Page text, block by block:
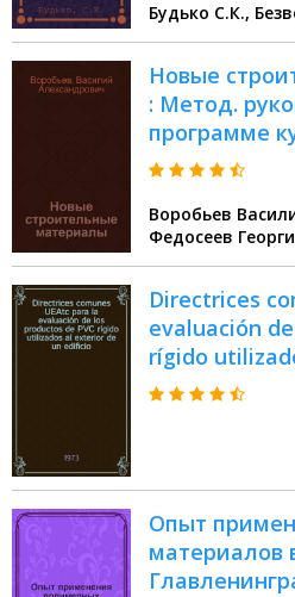
Новые
: Метод.
программе
материалы" :
Воробьев
Федосеев Георгий
Directrices
evaluación
rígido
edificio
Опыт
материалов